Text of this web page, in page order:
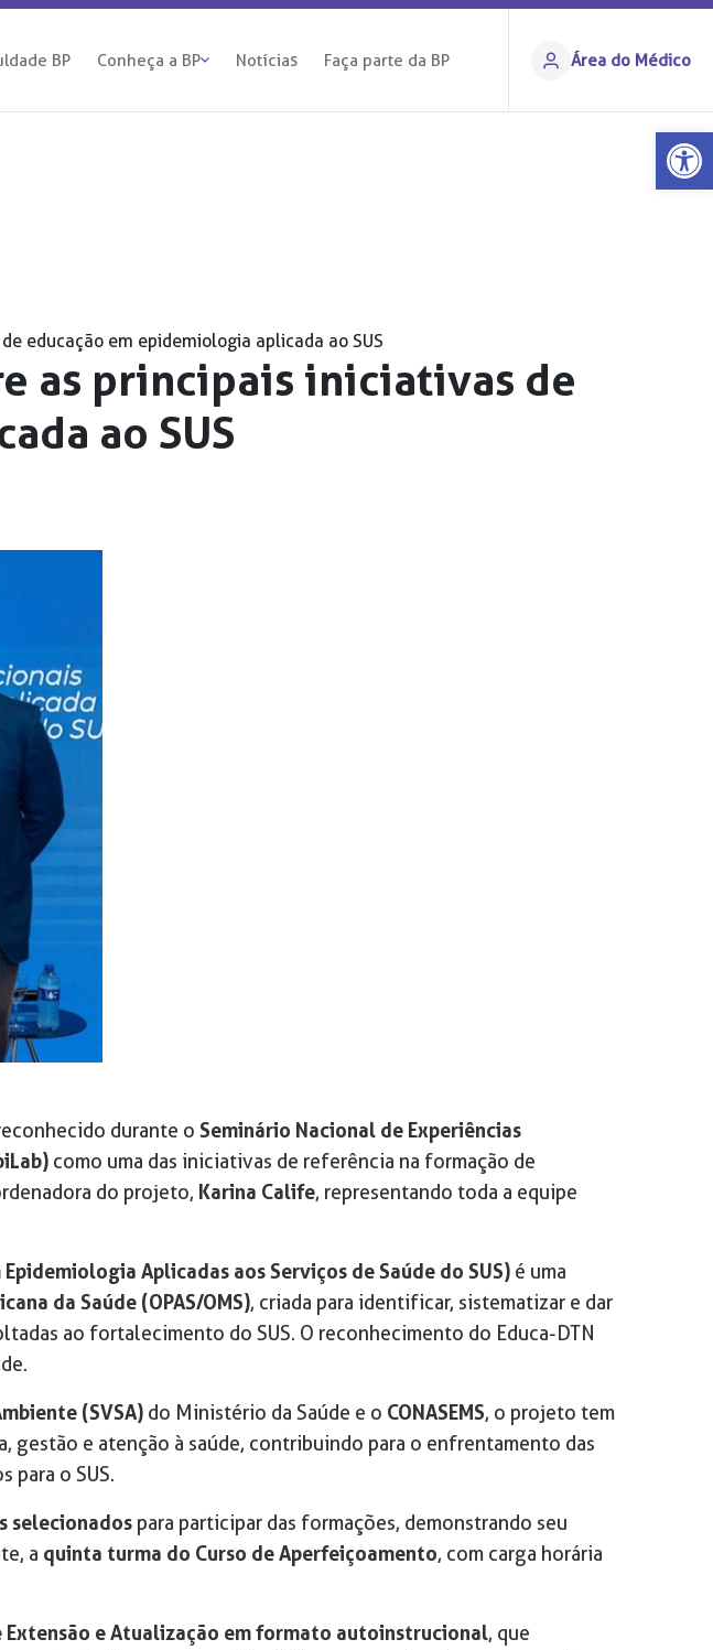
BP Conheça a BP Notícias Faça parte da BP Área do Médico
educação em epidemiologia aplicada ao SUS
as principais iniciativas de
ao SUS
durante o Seminário Nacional de Experiências
como uma das iniciativas de referência na formação de
do projeto, Karina Calife, representando toda a equipe
Aplicadas aos Serviços de Saúde do SUS) é uma
da Saúde (OPAS/OMS), criada para identificar, sistematizar e dar
ao fortalecimento do SUS. O reconhecimento do Educa-DTN
(SVSA) do Ministério da Saúde e o CONASEMS, o projeto tem
e atenção à saúde, contribuindo para o enfrentamento das
o SUS.
selecionados para participar das formações, demonstrando seu
a quinta turma do Curso de Aperfeiçoamento, com carga horária
Extensão e Atualização em formato autoinstrucional, que